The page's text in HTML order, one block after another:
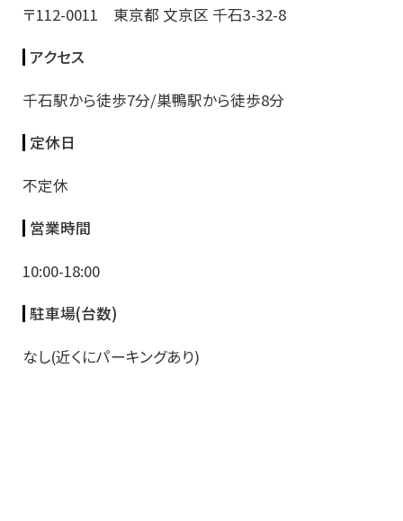
〒112-0011 東京都 文京区 千石3-32-8
アクセス
千石駅から徒歩7分/巣鴨駅から徒歩8分
定休日
不定休
営業時間
10:00-18:00
駐車場(台数)
なし(近くにパーキングあり)